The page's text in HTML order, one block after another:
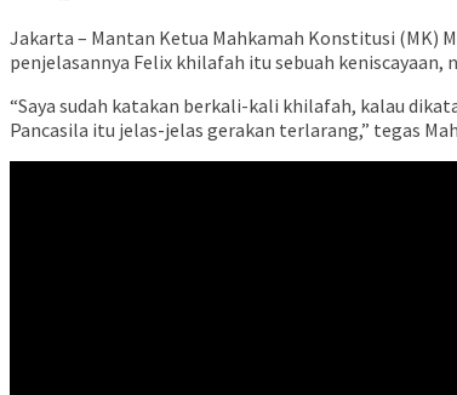
Jakarta – Mantan Ketua Mahkamah Konstitusi (MK)
penjelasannya Felix khilafah itu sebuah
“Saya sudah katakan berkali-kali khilafah, kalau
Pancasila itu jelas-jelas gerakan terlarang,” tegas